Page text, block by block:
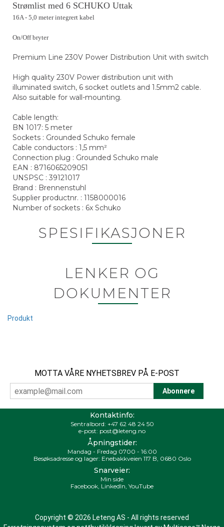
Strømlist med 6 SCHUKO Uttak
16A - 5,0 meter integrert kabel
On/Off bryter
Premium Line 230V Power Distribution Unit with switch
High quality 230V Power distribution unit with
illuminated switch, 6 socket outlets and 1.5mm2 cable.
Also suitable for wall-mounting.
Cable length:
BN 1017: 5 meter
Sockets : Grounded Schuko female
Cable conductors : 1,5 mm²
Connection plug : Grounded Schuko male
EAN : 8716065209051
UNSPSC : 39121017
Brand : Brennenstuhl
Supplier productnr. : 1158000016
Number of sockets : 6x Schuko
SPESIFIKASJONER
LENKER OG
DOKUMENTER
Produkt
MOTTA VÅRE NYHETSBREV PÅ E-POST
Kontaktinfo:
Sentralbord: +47 62 48 24 50
e-post: post@leteng.no
Åpningstider:
Mandag - Fredag 0700 - 16:00
Besøksadresse og lager: Enebakkveien 117 B, 0680 Oslo
Snarveier:
Min side
Facebook, LinkedIn, YouTube
Copyright © 2026 Leteng AS - All rights reserved